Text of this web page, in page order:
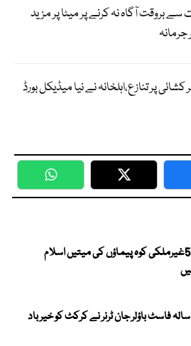
بروقت آگاہ نہ کرنے پر میٹا پر مزید
پر تنازع،اہلخانہ نے نیا میڈیکل بورڈ
WhatsApp Twitter
براڈ پیک حادثہ،5غیرملکی کوہ پیماؤں کی میتیں اسلام
انگلینڈ کے 25 سالہ فاسٹ باؤلر جان ٹرنر نے کرکٹ کو خیر باد